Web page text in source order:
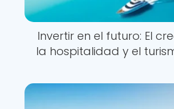
Invertir en el futuro: El
la hospitalidad y el